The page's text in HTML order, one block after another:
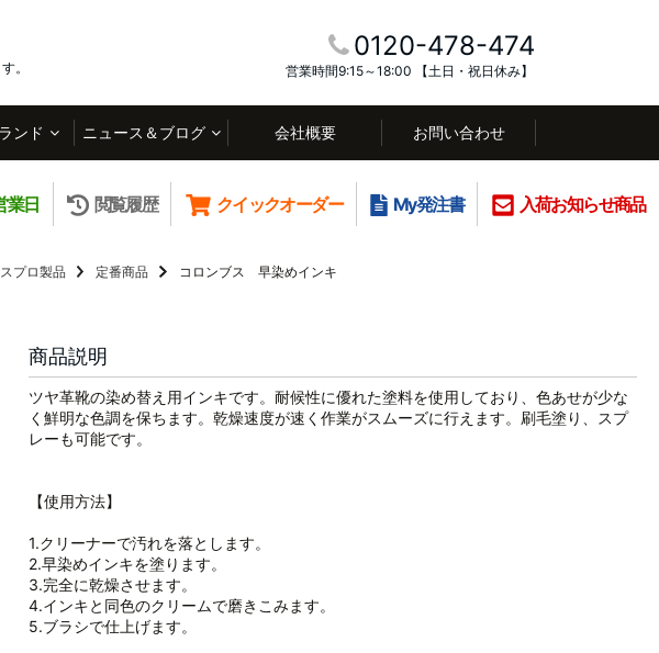
。
0120-478-474
営業時間9:15～18:00 【土日・祝日休み】
ンド ニュース＆ブログ 会社概要 お問い合わせ
業日 閲覧履歴 クイックオーダー My発注書 入荷お知らせ商品
プロ製品 定番商品 コロンブス 早染めインキ
商品説明
ツヤ革靴の染め替え用インキです。耐候性に優れた塗料を使用しており、色あせが少な
く鮮明な色調を保ちます。乾燥速度が速く作業がスムーズに行えます。刷毛塗り、スプ
レーも可能です。
【使用方法】
1.クリーナーで汚れを落とします。
2.早染めインキを塗ります。
3.完全に乾燥させます。
4.インキと同色のクリームで磨きこみます。
5.ブラシで仕上げます。